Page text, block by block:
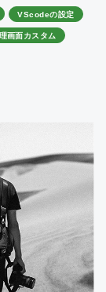
VScodeの設定
画面カスタム